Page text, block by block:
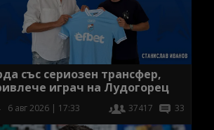
със сериозен трансфер,
играч на Лудогорец
6 авг 2026 | 17:33 37417 33